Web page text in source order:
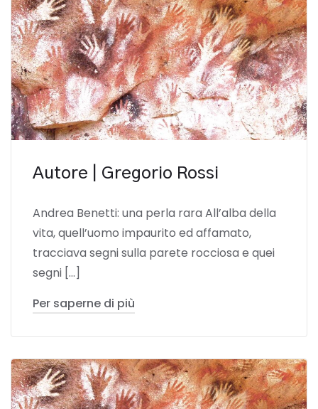
Autore | Gregorio Rossi
Andrea Benetti: una perla rara All’alba della
vita, quell’uomo impaurito ed affamato,
tracciava segni sulla parete rocciosa e quei
segni […]
Per saperne di più